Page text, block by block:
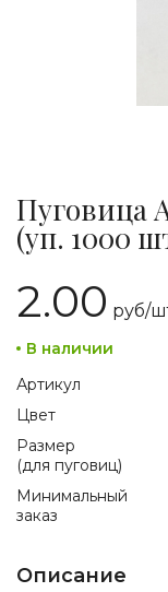
Пуговица
(уп. 1000
2.00 руб/
В наличии
Артикул
Цвет
Размер
(для пуговиц)
Минимальный
заказ
Описание